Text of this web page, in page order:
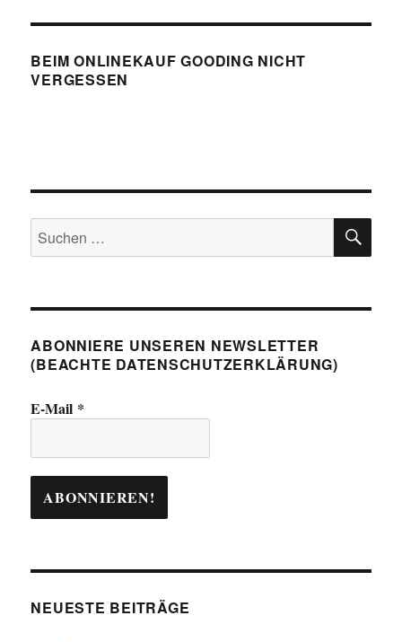
BEIM ONLINEKAUF GOODING NICHT
VERGESSEN
Suchen
nach:
ABONNIERE UNSEREN NEWSLETTER
(BEACHTE DATENSCHUTZERKLÄRUNG)
E-Mail *
NEUESTE BEITRÄGE